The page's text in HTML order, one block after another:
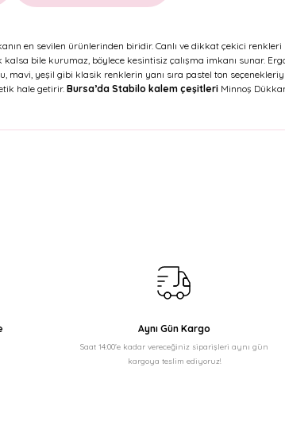
en sevilen ürünlerinden biridir. Canlı ve dikkat çekici renkleri
bile kurumaz, böylece kesintisiz çalışma imkanı sunar.
yeşil gibi klasik renklerin yanı sıra pastel ton
hale getirir. Bursa’da Stabilo kalem çeşitleri Minnoş
Aynı Gün Kargo
Saat 14:00'e kadar vereceğiniz siparişleri aynı gün
kargoya teslim ediyoruz!